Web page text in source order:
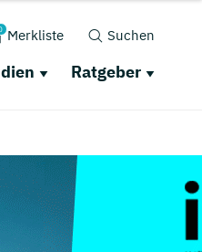
Merkliste Suchen
Ratgeber